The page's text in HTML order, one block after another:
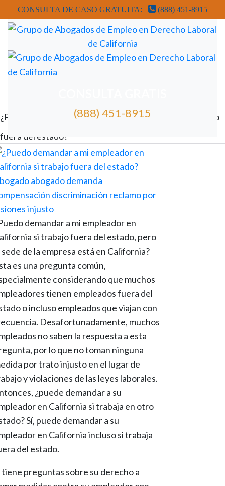
CONSULTA DE CASO GRATUITA: (888) 451-8915
(888) 451-8915
¿Puedo demandar a mi empleador en California si trabajo
fuera del estado?
demandar a mi empleador en
si trabajo fuera del estado, pero
sede de la empresa está en California?
es una pregunta común,
considerando que muchos
tienen empleados fuera del
o incluso empleados que viajan con
Desafortunadamente, muchos
no saben la respuesta a esta
por lo que no toman ninguna
por trato injusto en el lugar de
y violaciones de las leyes laborales.
¿puede demandar a su
en California si trabaja en otro
Sí, puede demandar a su
en California incluso si trabaja
del estado.
tiene preguntas sobre su derecho a